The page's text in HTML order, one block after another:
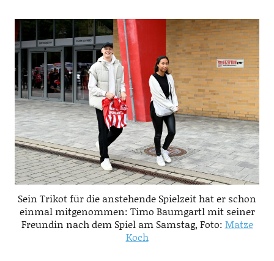
Sein Trikot für die anstehende Spielzeit hat er schon
einmal mitgenommen: Timo Baumgartl mit seiner
Freundin nach dem Spiel am Samstag, Foto: Matze
Koch